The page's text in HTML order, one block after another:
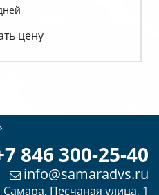
цену
846 300-25-40
info@samaradvs.ru
Самара, Песчаная улица, 1